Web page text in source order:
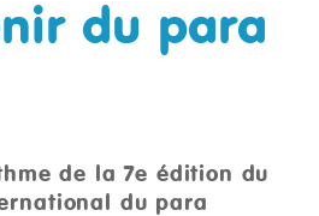
du para
de la 7e édition du
du para